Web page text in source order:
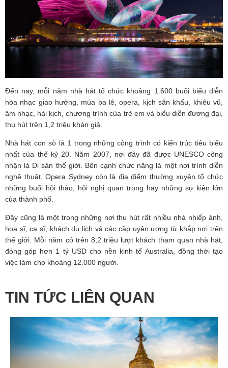
Đến nay, mỗi năm nhà hát tổ chức khoảng 1.600 buổi biểu diễn
hòa nhạc giao hưởng, múa ba lê, opera, kịch sân khấu, khiêu vũ,
âm nhạc, hài kịch, chương trình của trẻ em và biểu diễn đương đại,
thu hút trên 1,2 triệu khán giả.
Nhà hát con sò là 1 trong những công trình có kiến trúc tiêu biểu
nhất của thế kỷ 20. Năm 2007, nơi đây đã được UNESCO công
nhận là Di sản thế giới. Bên cạnh chức năng là một nơi trình diễn
nghệ thuật, Opera Sydney còn là địa điểm thường xuyên tổ chức
những buổi hội thảo, hội nghị quan trọng hay những sự kiện lớn
của thành phố.
Đây cũng là một trong những nơi thu hút rất nhiều nhà nhiếp ảnh,
họa sĩ, ca sĩ, khách du lịch và các cặp uyên ương từ khắp nơi trên
thế giới. Mỗi năm có trên 8,2 triệu lượt khách tham quan nhà hát,
đóng góp hơn 1 tỷ USD cho nền kinh tế Australia , đồng thời tạo
việc làm cho khoảng 12.000 người.
TIN TỨC LIÊN QUAN